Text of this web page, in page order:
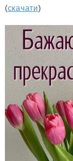
(скачати)